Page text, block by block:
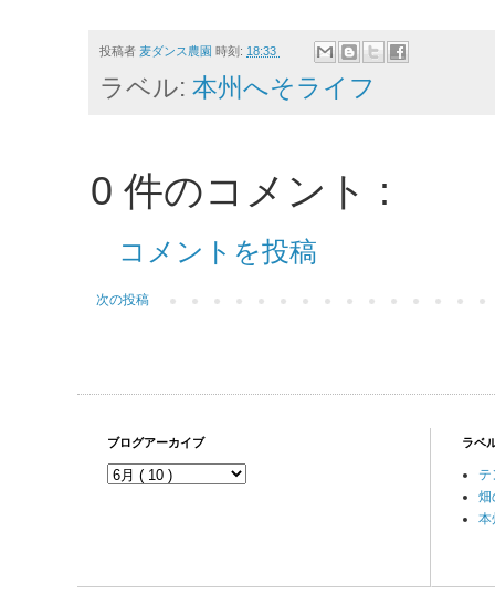
投稿者 麦ダンス農園 時刻: 18:33
ラベル: 本州へそライフ
0 件のコメント :
コメントを投稿
次の投稿
ブログアーカイブ ラベ
畑
本